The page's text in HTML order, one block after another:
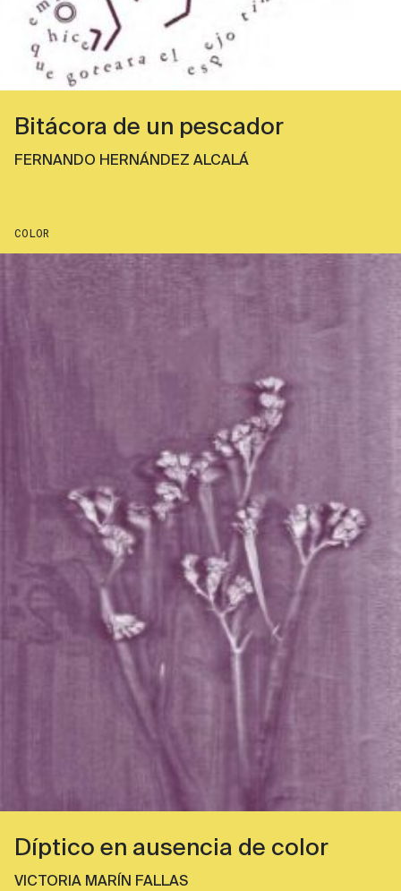
Bitácora de un pescador
FERNANDO HERNÁNDEZ ALCALÁ
COLOR
Díptico en ausencia de color
VICTORIA MARÍN FALLAS